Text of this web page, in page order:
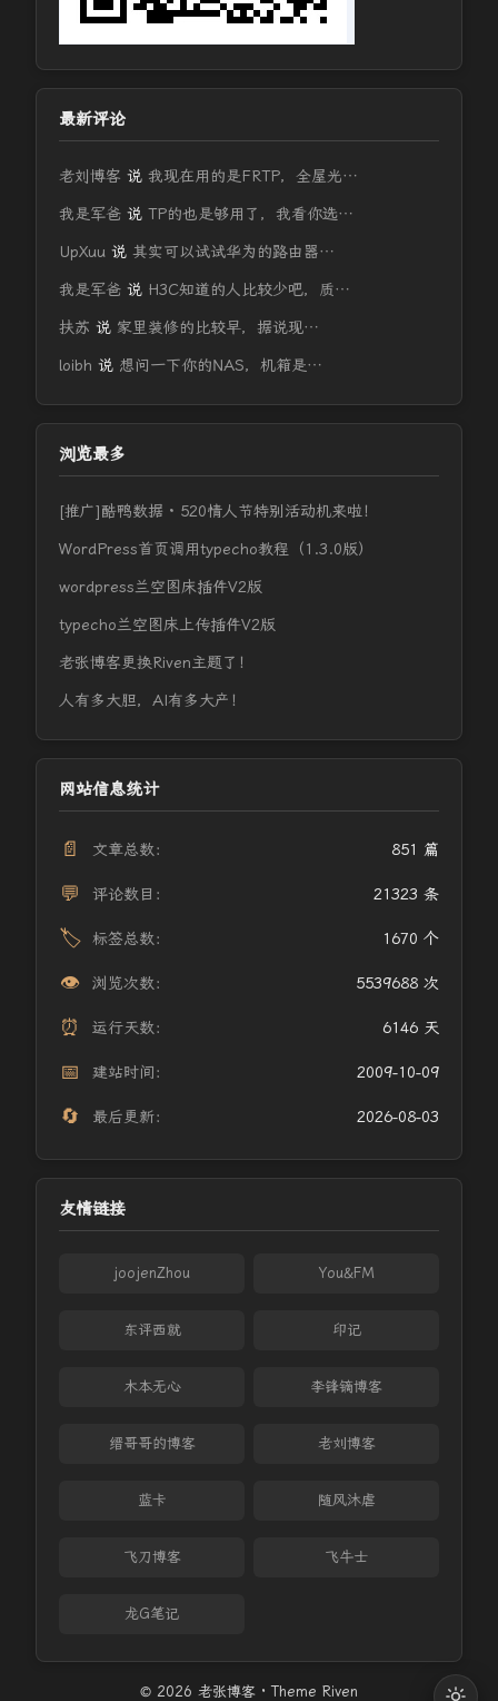
最新评论
老刘博客 说 我现在用的是FRTP，全屋光…
我是军爸 说 TP的也是够用了，我看你选…
UpXuu 说 其实可以试试华为的路由器…
我是军爸 说 H3C知道的人比较少吧，质…
扶苏 说 家里装修的比较早，据说现…
loibh 说 想问一下你的NAS，机箱是…
浏览最多
[推广]酷鸭数据 · 520情人节特别活动机来啦！
WordPress首页调用typecho教程（1.3.0版）
wordpress兰空图床插件V2版
typecho兰空图床上传插件V2版
老张博客更换Riven主题了！
人有多大胆，AI有多大产！
网站信息统计
📄 文章总数： 851 篇
💬 评论数目： 21323 条
🏷️ 标签总数： 1670 个
👁️ 浏览次数： 5539688 次
⏰ 运行天数： 6146 天
📅 建站时间： 2009-10-09
🔄 最后更新： 2026-08-03
友情链接
joojenZhou You&FM
东评西就 印记
木本无心 李锋镝博客
缙哥哥的博客 老刘博客
蓝卡 随风沐虐
飞刀博客 飞牛士
龙G笔记
© 2026 老张博客 · Theme Riven